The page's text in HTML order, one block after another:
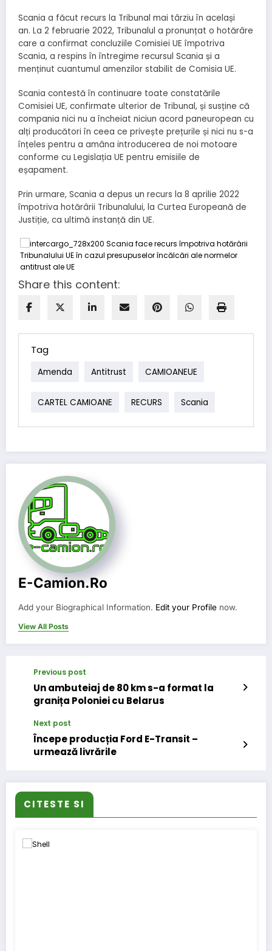
Scania a făcut recurs la Tribunal mai târziu în același
an. La 2 februarie 2022, Tribunalul a pronunțat o hotărâre
care a confirmat concluziile Comisiei UE împotriva
Scania, a respins în întregime recursul Scania și a
menținut cuantumul amenzilor stabilit de Comisia UE.
Scania contestă în continuare toate constatările
Comisiei UE, confirmate ulterior de Tribunal, și susține că
compania nici nu a încheiat niciun acord paneuropean cu
alți producători în ceea ce privește prețurile și nici nu s-a
înțeles pentru a amâna introducerea de noi motoare
conforme cu Legislația UE pentru emisiile de
eșapament.
Prin urmare, Scania a depus un recurs la 8 aprilie 2022
împotriva hotărârii Tribunalului, la Curtea Europeană de
Justiție, ca ultimă instanță din UE.
Share this content:
Tag
Amenda Antitrust CAMIOANEUE
CARTEL CAMIOANE RECURS Scania
E-Camion.ro
Add your Biographical Information. Edit your Profile now.
View All Posts
Previous post
Un ambuteiaj de 80 km s-a format la
granița Poloniei cu Belarus
Next post
Începe producția Ford E-Transit –
urmează livrările
CITESTE SI